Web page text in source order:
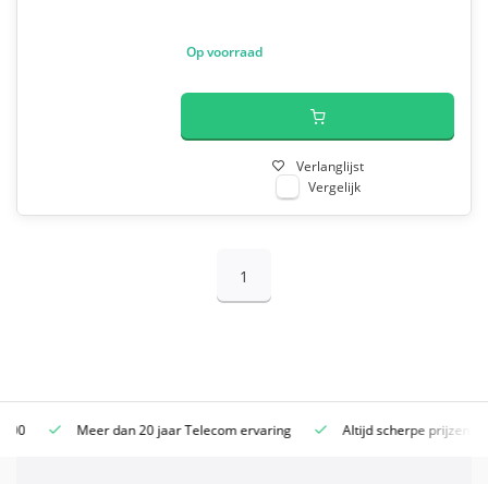
Op voorraad
Verlanglijst
Vergelijk
1
Meer dan 20 jaar Telecom ervaring Altijd scherpe prijzen